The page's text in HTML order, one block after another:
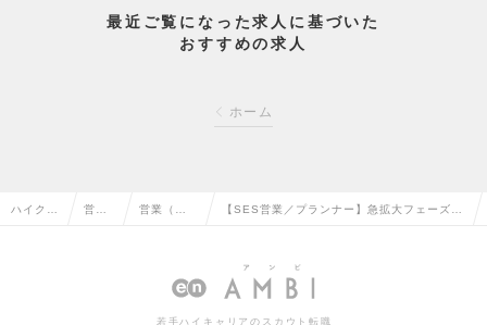
最近ご覧になった求人に基づいた
おすすめの求人
ホーム
ハイクラ 営業 営業（法 【SES営業／プランナー】急拡大フェーズの
の求人情報
若手ハイキャリアのスカウト転職